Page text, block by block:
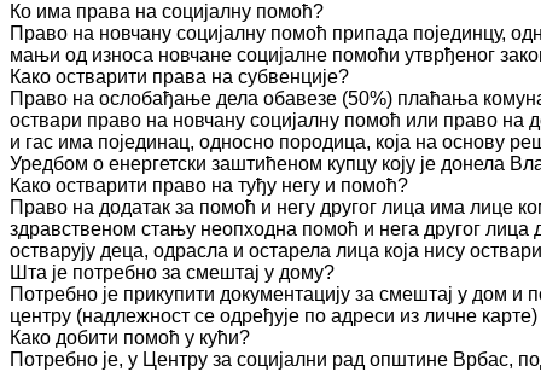
Ко има права на социјалну помоћ?
Право на новчану социјалну помоћ припада појединцу,
мањи од износа новчане социјалне помоћи утврђеног
Како остварити права на субвенције?
Право на ослобађање дела обавезе (50%) плаћања
оствари право на новчану социјалну помоћ или право на
и гас има појединац, односно породица, која на основу
Уредбом о енергетски заштићеном купцу коју је донела
Како остварити право на туђу негу и помоћ?
Право на додатак за помоћ и негу другог лица има лице
здравственом стању неопходна помоћ и нега другог
остварују деца, одрасла и остарела лица која нису
Шта је потребно за смештај у дому?
Потребно је прикупити документацију за смештај у дом
центру (надлежност се одређује по адреси из личне
Како добити помоћ у кући?
Потребно је, у Центру за социјални рад општине Врбас,